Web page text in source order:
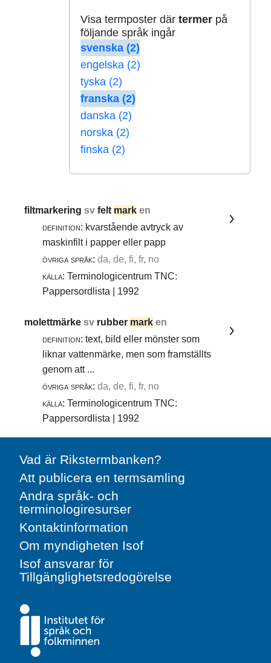
Visa termposter där termerpå
följande språk ingår
svenska (2)
engelska (2)
tyska (2)
franska (2)
danska (2)
norska (2)
finska (2)
filtmarkeringsvfelt mark en
definition: kvarstående avtryck av
maskinfilt i papper eller papp
övriga språk: da, de, fi, fr, no
källa: Terminologicentrum TNC:
Pappersordlista | 1992
molettmärkesv rubber mark en
definition: text, bild eller mönster som
liknar vattenmärke, men som framställts
genom att ...
övriga språk: da, de, fi, fr, no
källa: Terminologicentrum TNC:
Pappersordlista | 1992
Vad är Rikstermbanken?
Att publicera en termsamling
Andra språk- och
terminologiresurser
Kontaktinformation
Om myndigheten Isof
Isof ansvarar för
Tillgänglighetsredogörelse